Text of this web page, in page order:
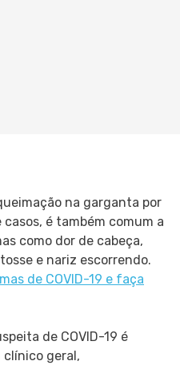
na garganta por
é também comum a
como dor de cabeça,
e nariz escorrendo.
de COVID-19 e faça
de COVID-19 é
geral,